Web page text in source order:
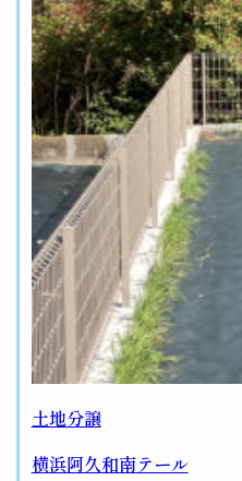
土地分譲
横浜阿久和南テール